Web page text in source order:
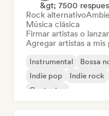
&gt; 7500
Rock alternativo
Música clásica
Firmar artistas o
Agregar artistas a
Instrumental Bossa
Indie pop
Indie rock
Cantautor